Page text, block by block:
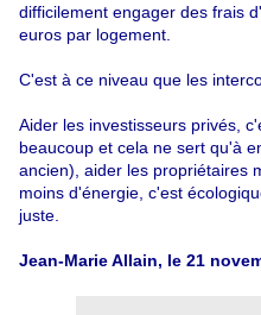
difficilement engager des frais
euros par logement.
C'est à ce niveau que les
Aider les investisseurs privés,
beaucoup et cela ne sert qu'à
ancien), aider les propriétaires
moins d'énergie, c'est
juste.
Jean-Marie Allain, le 21